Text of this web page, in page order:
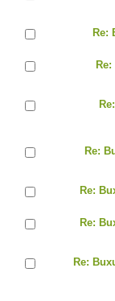
Re:
Re:
Re:
Re:
Re: